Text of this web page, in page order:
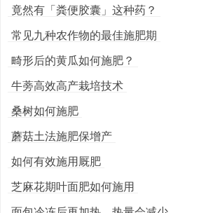
竟然有「粪便胶囊」这种药？
常见九种农作物的最佳施肥期
畸形后的黄瓜如何施肥？
牛蒡高效高产栽培技术
桑树如何施肥
蘑菇土法施肥保增产
如何有效施用厩肥
芝麻花期叶面肥如何施用